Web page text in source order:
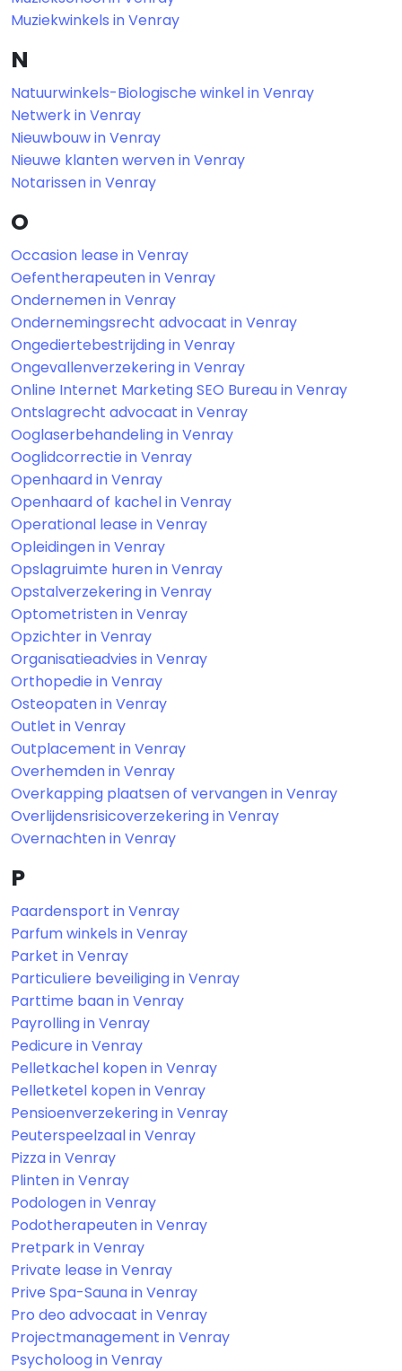
Muziekwinkels in Venray
N
Natuurwinkels-Biologische winkel in Venray
Netwerk in Venray
Nieuwbouw in Venray
Nieuwe klanten werven in Venray
Notarissen in Venray
O
Occasion lease in Venray
Oefentherapeuten in Venray
Ondernemen in Venray
Ondernemingsrecht advocaat in Venray
Ongediertebestrijding in Venray
Ongevallenverzekering in Venray
Online Internet Marketing SEO Bureau in Venray
Ontslagrecht advocaat in Venray
Ooglaserbehandeling in Venray
Ooglidcorrectie in Venray
Openhaard in Venray
Openhaard of kachel in Venray
Operational lease in Venray
Opleidingen in Venray
Opslagruimte huren in Venray
Opstalverzekering in Venray
Optometristen in Venray
Opzichter in Venray
Organisatieadvies in Venray
Orthopedie in Venray
Osteopaten in Venray
Outlet in Venray
Outplacement in Venray
Overhemden in Venray
Overkapping plaatsen of vervangen in Venray
Overlijdensrisicoverzekering in Venray
Overnachten in Venray
P
Paardensport in Venray
Parfum winkels in Venray
Parket in Venray
Particuliere beveiliging in Venray
Parttime baan in Venray
Payrolling in Venray
Pedicure in Venray
Pelletkachel kopen in Venray
Pelletketel kopen in Venray
Pensioenverzekering in Venray
Peuterspeelzaal in Venray
Pizza in Venray
Plinten in Venray
Podologen in Venray
Podotherapeuten in Venray
Pretpark in Venray
Private lease in Venray
Prive Spa-Sauna in Venray
Pro deo advocaat in Venray
Projectmanagement in Venray
Psycholoog in Venray